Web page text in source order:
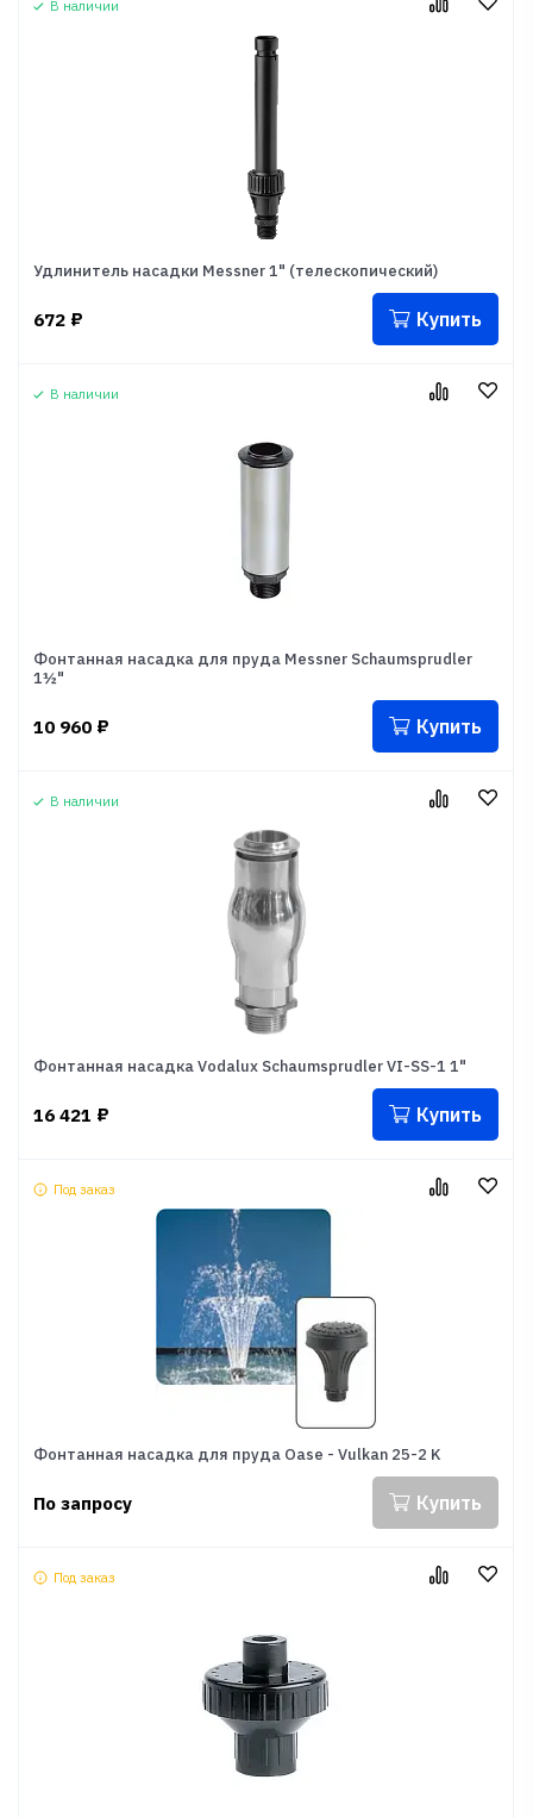
В наличии
Удлинитель насадки Messner 1" (телескопический)
672 ₽ Купить
В наличии
Фонтанная насадка для пруда Messner Schaumsprudler
1½"
10 960 ₽ Купить
В наличии
Фонтанная насадка Vodalux Schaumsprudler VI-SS-1 1"
16 421 ₽ Купить
Под заказ
Фонтанная насадка для пруда Oase - Vulkan 25-2 K
По запросу Купить
Под заказ